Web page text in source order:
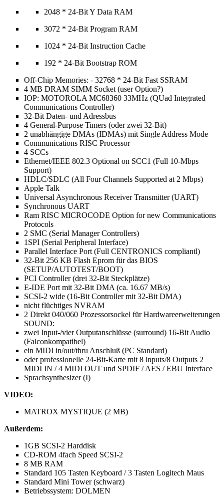
2048 * 24-Bit Y Data RAM
3072 * 24-Bit Program RAM
1024 * 24-Bit Instruction Cache
192 * 24-Bit Bootstrap ROM
Off-Chip Memories: - 32768 * 24-Bit Fast SSRAM
4 MB DRAM SIMM Socket (user Option?)
IOP: MOTOROLA MC68360 33MHz (QUad Integrated
Communications Controller)
32-Bit Daten- und Adressbus
4 General-Purpose Timers (oder zwei 32-Bit)
2 unabhängige DMAs (IDMAs) mit Single Address Mode
Communications RISC Processor
4 SCCs
Ethernet/IEEE 802.3 Optional on SCC1 (Full 10-Mbps
Support)
HDLC/SDLC (All Four Channels Supported at 2 Mbps)
Apple Talk
Universal Asynchronous Receiver Transmitter (UART)
Synchronous UART
Ram RISC MICROCODE Option for new Communications
Protocols
2 SMC (Serial Manager Controllers)
1SPI (Serial Peripheral Interface)
Parallel Interface Port (Full CENTRONICS compliantl)
32-Bit 256 KB Flash Eprom für das BIOS
(SETUP/AUTOTEST/BOOT)
PCI Controller (drei 32-Bit Steckplätze)
E-IDE Port mit 32-Bit DMA (ca. 16.67 MB/s)
SCSI-2 wide (16-Bit Controller mit 32-Bit DMA)
nicht flüchtiges NVRAM
2 Direkt 040/060 Prozessorsockel für Hardwareerweiterungen
SOUND:
zwei Input-/vier Outputanschlüsse (surround) 16-Bit Audio
(Falconkompatibel)
ein MIDI in/out/thru Anschluß (PC Standard)
oder professionelle 24-Bit-Karte mit 8 lnputs/8 Outputs 2
MIDI IN / 4 MIDI OUT und SPDIF / AES / EBU Interface
Sprachsynthesizer (I)
VIDEO:
MATROX MYSTIQUE (2 MB)
Außerdem:
1GB SCSI-2 Harddisk
CD-ROM 4fach Speed SCSI-2
8 MB RAM
Standard 105 Tasten Keyboard / 3 Tasten Logitech Maus
Standard Mini Tower (schwarz)
Betriebssystem: DOLMEN